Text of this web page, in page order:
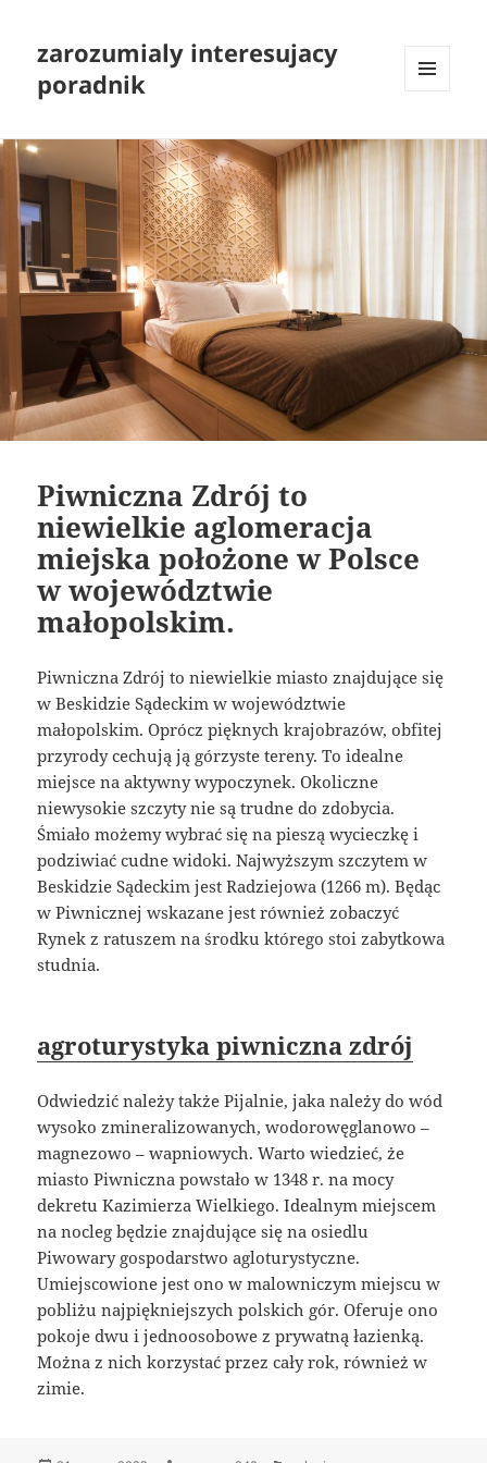
zarozumialy interesujacy
poradnik
WIDGETY
Piwniczna Zdrój to
niewielkie aglomeracja
miejska położone w Polsce
w województwie
małopolskim.
Piwniczna Zdrój to niewielkie miasto znajdujące się
w Beskidzie Sądeckim w województwie
małopolskim. Oprócz pięknych krajobrazów, obfitej
przyrody cechują ją górzyste tereny. To idealne
miejsce na aktywny wypoczynek. Okoliczne
niewysokie szczyty nie są trudne do zdobycia.
Śmiało możemy wybrać się na pieszą wycieczkę i
podziwiać cudne widoki. Najwyższym szczytem w
Beskidzie Sądeckim jest Radziejowa (1266 m). Będąc
w Piwnicznej wskazane jest również zobaczyć
Rynek z ratuszem na środku którego stoi zabytkowa
studnia.
agroturystyka piwniczna zdrój
Odwiedzić należy także Pijalnie, jaka należy do wód
wysoko zmineralizowanych, wodorowęglanowo –
magnezowo – wapniowych. Warto wiedzieć, że
miasto Piwniczna powstało w 1348 r. na mocy
dekretu Kazimierza Wielkiego. Idealnym miejscem
na nocleg będzie znajdujące się na osiedlu
Piwowary gospodarstwo agloturystyczne.
Umiejscowione jest ono w malowniczym miejscu w
pobliżu najpiękniejszych polskich gór. Oferuje ono
pokoje dwu i jednoosobowe z prywatną łazienką.
Można z nich korzystać przez cały rok, również w
zimie.